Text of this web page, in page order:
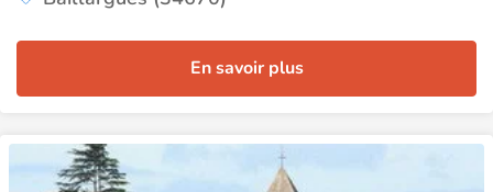
En savoir plus